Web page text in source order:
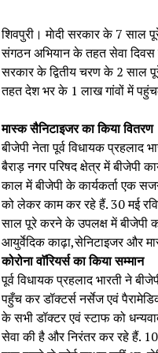
शिवपुरी। माेदी सरकार के 7 साल
संगठन अभियान के तहत सेवा दिवस
सरकार के द्वितीय चरण के 2 साल
तहत देश भर के 1 लाख गांवों में
मास्क सैनिटाइजर का किया वितरण
बीजेपी नेता पूर्व विधायक प्रहलाद
बैराड़ नगर परिषद क्षेत्र में बीजेपी
काल में बीजेपी के कार्यकर्ता एक
को लेकर काम कर रहे हैं. 30 मई
साल पूरे करने के उपलक्ष में बीजेपी
आयुर्वेदिक काढ़ा,सेनिटाइजर और
कोरोना वाॅरियर्स का किया सम्मान
पूर्व विधायक प्रहलाद भारती ने
पहुँच कर डॉक्टर्स नर्सेज एवं
के सभी डॉक्टर एवं स्टाफ को
सेवा की है और निरंतर कर रहे हैं.